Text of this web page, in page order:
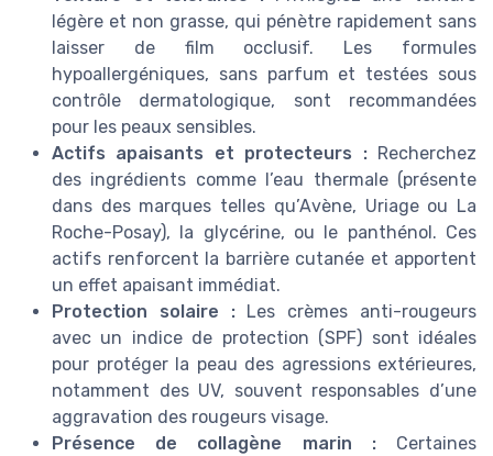
légère et non grasse, qui pénètre rapidement sans
laisser de film occlusif. Les formules
hypoallergéniques, sans parfum et testées sous
contrôle dermatologique, sont recommandées
pour les peaux sensibles.
Actifs apaisants et protecteurs :Recherchez
des ingrédients comme l’eau thermale (présente
dans des marques telles qu’Avène, Uriage ou La
Roche-Posay), la glycérine, ou le panthénol. Ces
actifs renforcent la barrière cutanée et apportent
un effet apaisant immédiat.
Protection solaire :Les crèmes anti-rougeurs
avec un indice de protection (SPF) sont idéales
pour protéger la peau des agressions extérieures,
notamment des UV, souvent responsables d’une
aggravation des rougeurs visage.
Présence de collagène marin :Certaines